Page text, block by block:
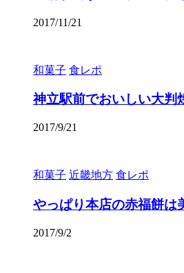
2017/11/21
和菓子 食レポ
神立駅前でおいしい大判
2017/9/21
和菓子 近畿地方 食レポ
やっぱり本店の赤福餅は
2017/9/2